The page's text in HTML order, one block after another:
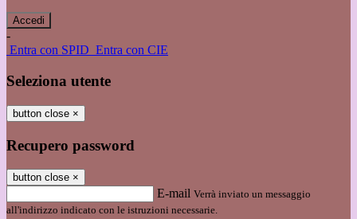
-
Entra con SPID Entra con CIE
Seleziona utente
button close ×
Recupero password
button close ×
E-mail Verrà inviato un messaggio
all'indirizzo indicato con le istruzioni necessarie.